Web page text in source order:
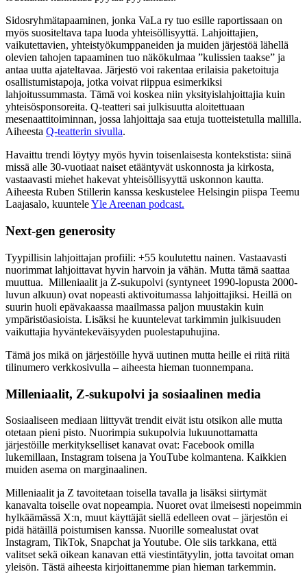
Sidosryhmätapaaminen, jonka VaLa ry tuo esille raportissaan on
myös suositeltava tapa luoda yhteisöllisyyttä. Lahjoittajien,
vaikutettavien, yhteistyökumppaneiden ja muiden järjestöä lähellä
olevien tahojen tapaaminen tuo näkökulmaa ”kulissien taakse” ja
antaa uutta ajateltavaa. Järjestö voi rakentaa erilaisia paketoituja
osallistumistapoja, jotka voivat riippua esimerkiksi
lahjoitussummasta. Tämä voi koskea niin yksityislahjoittajia kuin
yhteisösponsoreita. Q-teatteri sai julkisuutta aloitettuaan
mesenaattitoiminnan, jossa lahjoittaja saa etuja tuotteistetulla mallilla.
Aiheesta Q-teatterin sivulla.
Havaittu trendi löytyy myös hyvin toisenlaisesta kontekstista: siinä
missä alle 30-vuotiaat naiset etääntyvät uskonnosta ja kirkosta,
vastaavasti miehet hakevat yhteisöllisyyttä uskonnon kautta.
Aiheesta Ruben Stillerin kanssa keskustelee Helsingin piispa Teemu
Laajasalo, kuunteleYle Areenan podcast.
Next-gen generosity
Tyypillisin lahjoittajan profiili: +55 koulutettu nainen. Vastaavasti
nuorimmat lahjoittavat hyvin harvoin ja vähän. Mutta tämä saattaa
muuttua. Milleniaalit ja Z-sukupolvi (syntyneet 1990-lopusta 2000-
luvun alkuun) ovat nopeasti aktivoitumassa lahjoittajiksi. Heillä on
suurin huoli epävakaassa maailmassa paljon muustakin kuin
ympäristöasioista. Lisäksi he kuuntelevat tarkimmin julkisuuden
vaikuttajia hyväntekeväisyyden puolestapuhujina.
Tämä jos mikä on järjestöille hyvä uutinen mutta heille ei riitä riitä
tilinumero verkkosivulla – aiheesta hieman tuonnempana.
Milleniaalit, Z-sukupolvi ja sosiaalinen media
Sosiaaliseen mediaan liittyvät trendit eivät istu otsikon alle mutta
otetaan pieni pisto. Nuorimpia sukupolvia lukuunottamatta
järjestöille merkitykselliset kanavat ovat: Facebook omilla
lukemillaan, Instagram toisena ja YouTube kolmantena. Kaikkien
muiden asema on marginaalinen.
Milleniaalit ja Z tavoitetaan toisella tavalla ja lisäksi siirtymät
kanavalta toiselle ovat nopeampia. Nuoret ovat ilmeisesti nopeimmin
hylkäämässä X:n, muut käyttäjät siellä edelleen ovat – järjestön ei
pidä hätäillä poistumisen kanssa. Nuorille somealustat ovat
Instagram, TikTok, Snapchat ja Youtube. Ole siis tarkkana, että
valitset sekä oikean kanavan että viestintätyylin, jotta tavoitat oman
yleisön. Tästä aiheesta kirjoittanemme pian hieman tarkemmin.